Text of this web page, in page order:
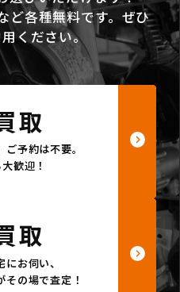
ど各種無料です。ぜひ
ください。
取
予約は不要。
歓迎！
取
お伺い、
その場で査定！